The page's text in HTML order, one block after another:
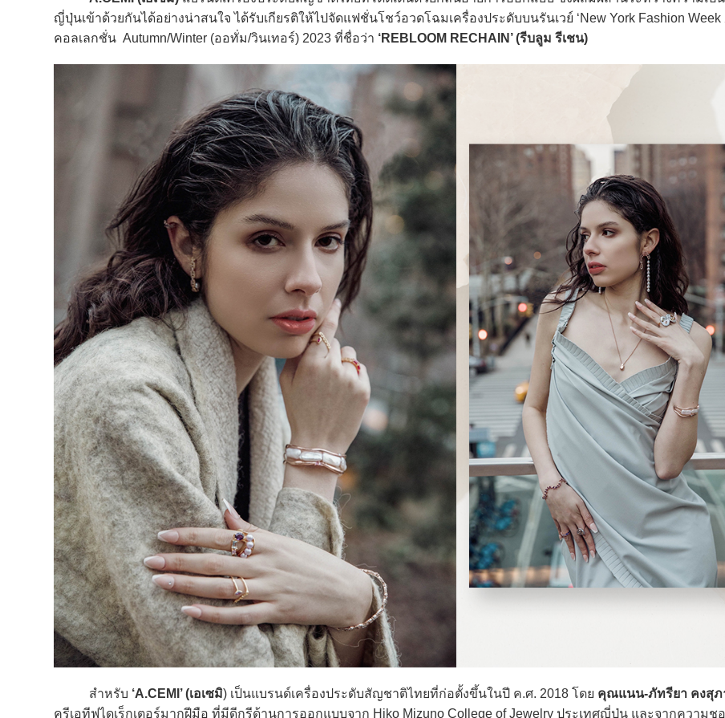
ญี่ปุ่นเข้าด้วยกันได้อย่างน่าสนใจ ได้รับเกียรติให้ไปจัดแฟชั่นโชว์อวดโฉมเครื่องประดับบนรันเวย์ ‘New York Fashion Week
คอลเลกชั่น Autumn/Winter (ออทั่ม/วินเทอร์) 2023 ที่ชื่อว่า ‘REBLOOM RECHAIN’ (รีบลูม รีเชน)
สำหรับ ‘A.CEMI’ (เอเซมิ) เป็นแบรนด์เครื่องประดับสัญชาติไทยที่ก่อตั้งขึ้นในปี ค.ศ. 2018 โดย คุณแนน-ภัทรียา คงสุภ
ครีเอทีฟไดเร็กเตอร์มากฝีมือ ที่มีดีกรีด้านการออกแบบจาก Hiko Mizuno College of Jewelry ประเทศญี่ปุ่น และจากความช